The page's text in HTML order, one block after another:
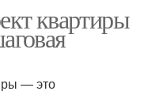
квартиры
— это